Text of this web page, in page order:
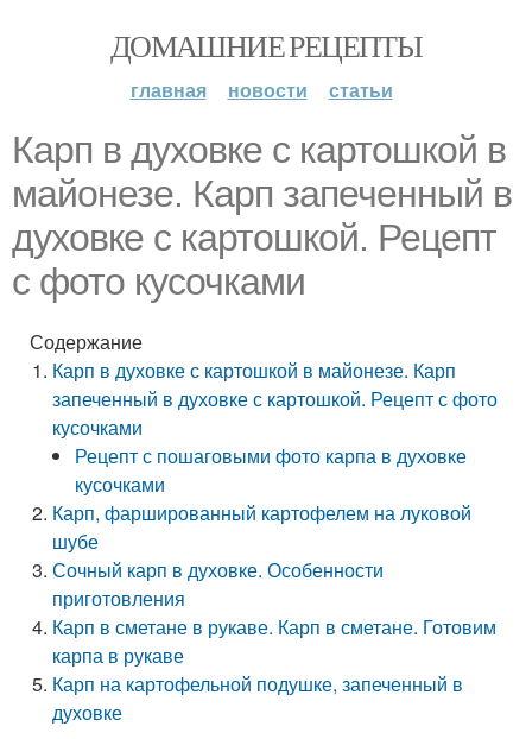
ДОМАШНИЕ РЕЦЕПТЫ
главная новости статьи
Карп в духовке с картошкой в
майонезе. Карп запеченный в
духовке с картошкой. Рецепт
с фото кусочками
Содержание
Карп в духовке с картошкой в майонезе. Карп
запеченный в духовке с картошкой. Рецепт с фото
кусочками
Рецепт с пошаговыми фото карпа в духовке
кусочками
Карп, фаршированный картофелем на луковой
шубе
Сочный карп в духовке. Особенности
приготовления
Карп в сметане в рукаве. Карп в сметане. Готовим
карпа в рукаве
Карп на картофельной подушке, запеченный в
духовке